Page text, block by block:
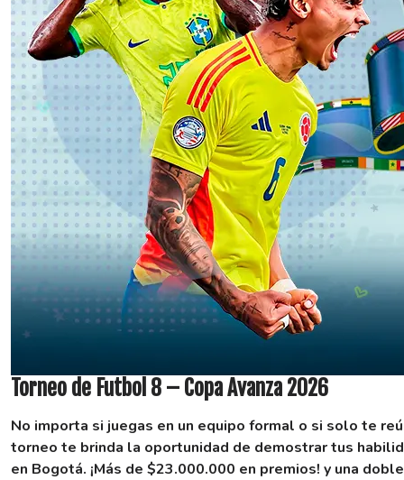
Torneo de Futbol 8 – Copa Avanza 2026
No importa si juegas en un equipo formal o si solo te
torneo te brinda la oportunidad de demostrar tus
en Bogotá. ¡Más de $23.000.000 en premios! y una